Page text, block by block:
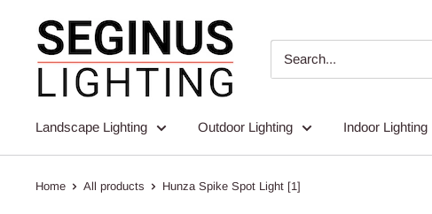
content
Seginus
Lighting
Landscape Lighting Outdoor Lighting Indoor Lighting
Home All products Hunza Spike Spot Light [1]